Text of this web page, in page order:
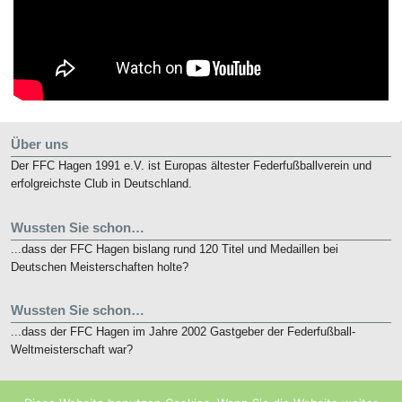
Über uns
Der FFC Hagen 1991 e.V. ist Europas ältester Federfußballverein und
erfolgreichste Club in Deutschland.
Wussten Sie schon…
...dass der FFC Hagen bislang rund 120 Titel und Medaillen bei
Deutschen Meisterschaften holte?
Wussten Sie schon…
...dass der FFC Hagen im Jahre 2002 Gastgeber der Federfußball-
Weltmeisterschaft war?